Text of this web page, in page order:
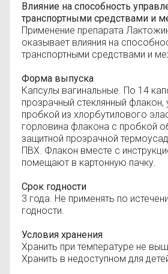
Влияние на способность
транспортными средствами и
Применение препарата
оказывает влияния на
транспортными средствами и
Форма выпуска
Капсулы вагинальные. По 14
прозрачный стеклянный флакон,
пробкой из хлорбутилового
горловина флакона с пробкой
защитной прозрачной
ПВХ. Флакон вместе с
помещают в картонную пачку.
Срок годности
3 года. Не применять по
годности.
Условия хранения
Хранить при температуре не
Хранить в недоступном для